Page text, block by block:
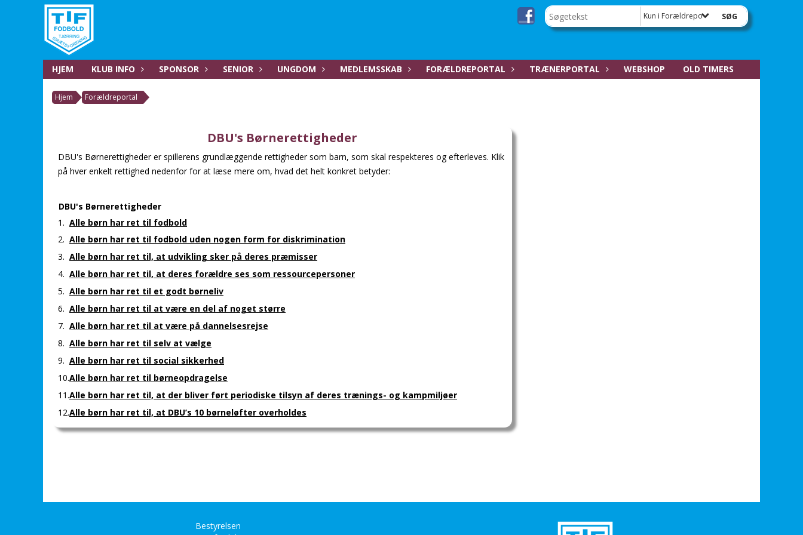
Kun i Forældreportal
HJEM KLUB INFO SPONSOR SENIOR UNGDOM MEDLEMSSKAB FORÆLDREPORTAL TRÆNERPORTAL WEBSHOP OLD TIMERS
Hjem Forældreportal
DBU's Børnerettigheder
DBU's Børnerettigheder er spillerens grundlæggende rettigheder som barn, som skal respekteres og efterleves. Klik
på hver enkelt rettighed nedenfor for at læse mere om, hvad det helt konkret betyder:
DBU's Børnerettigheder
1. Alle børn har ret til fodbold
2. Alle børn har ret til fodbold uden nogen form for diskrimination
3. Alle børn har ret til, at udvikling sker på deres præmisser
4. Alle børn har ret til, at deres forældre ses som ressourcepersoner
5. Alle børn har ret til et godt børneliv
6. Alle børn har ret til at være en del af noget større
7. Alle børn har ret til at være på dannelsesrejse
8. Alle børn har ret til selv at vælge
9. Alle børn har ret til social sikkerhed
10.Alle børn har ret til børneopdragelse
11.Alle børn har ret til, at der bliver ført periodiske tilsyn af deres trænings- og kampmiljøer
12.Alle børn har ret til, at DBU’s 10 børneløfter overholdes
Bestyrelsen